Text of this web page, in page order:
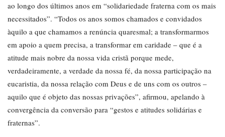
ao longo dos últimos anos em “solidariedade fraterna com os mais
necessitados”. “Todos os anos somos chamados e convidados
àquilo a que chamamos a renúncia quaresmal; a transformarmos
em apoio a quem precisa, a transformar em caridade – que é a
atitude mais nobre da nossa vida cristã porque mede,
verdadeiramente, a verdade da nossa fé, da nossa participação na
eucaristia, da nossa relação com Deus e de uns com os outros –
aquilo que é objeto das nossas privações”, afirmou, apelando à
convergência da conversão para “gestos e atitudes solidárias e
fraternas”.